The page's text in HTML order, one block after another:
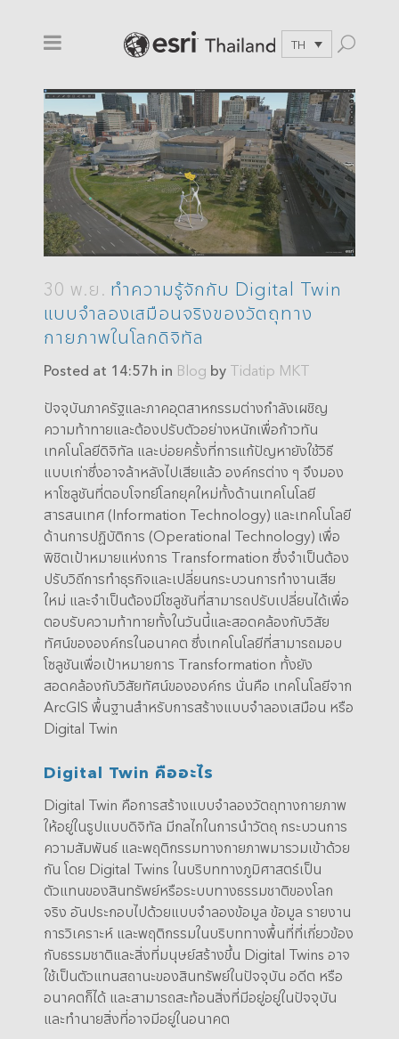
TH
30 พ.ย. ทำความรู้จักกับ Digital Twin
แบบจำลองเสมือนจริงของวัตถุทาง
กายภาพในโลกดิจิทัล
Posted at 14:57h in Blog by Tidatip MKT
ปัจจุบันภาครัฐและภาคอุตสาหกรรมต่างกำลังเผชิญ
ความท้าทายและต้องปรับตัวอย่างหนักเพื่อก้าวทัน
เทคโนโลยีดิจิทัล และบ่อยครั้งที่การแก้ปัญหายังใช้วิธี
แบบเก่าซึ่งอาจล้าหลังไปเสียแล้ว องค์กรต่าง ๆ จึงมอง
หาโซลูชันที่ตอบโจทย์โลกยุคใหม่ทั้งด้านเทคโนโลยี
สารสนเทศ (Information Technology) และเทคโนโลยี
ด้านการปฏิบัติการ (Operational Technology) เพื่อ
พิชิตเป้าหมายแห่งการ Transformation ซึ่งจำเป็นต้อง
ปรับวิถีการทำธุรกิจและเปลี่ยนกระบวนการทำงานเสีย
ใหม่ และจำเป็นต้องมีโซลูชันที่สามารถปรับเปลี่ยนได้เพื่อ
ตอบรับความท้าทายทั้งในวันนี้และสอดคล้องกับวิสัย
ทัศน์ขององค์กรในอนาคต ซึ่งเทคโนโลยีที่สามารถมอบ
โซลูชันเพื่อเป้าหมายการ Transformation ทั้งยัง
สอดคล้องกับวิสัยทัศน์ขององค์กร นั่นคือ เทคโนโลยีจาก
ArcGIS พื้นฐานสำหรับการสร้างแบบจำลองเสมือน หรือ
Digital Twin
Digital Twin คืออะไร
Digital Twin คือการสร้างแบบจำลองวัตถุทางกายภาพ
ให้อยู่ในรูปแบบดิจิทัล มีกลไกในการนำวัตถุ กระบวนการ
ความสัมพันธ์ และพฤติกรรมทางกายภาพมารวมเข้าด้วย
กัน โดย Digital Twins ในบริบททางภูมิศาสตร์เป็น
ตัวแทนของสินทรัพย์หรือระบบทางธรรมชาติของโลก
จริง อันประกอบไปด้วยแบบจำลองข้อมูล ข้อมูล รายงาน
การวิเคราะห์ และพฤติกรรมในบริบททางพื้นที่ที่เกี่ยวข้อง
กับธรรมชาติและสิ่งที่มนุษย์สร้างขึ้น Digital Twins อาจ
ใช้เป็นตัวแทนสถานะของสินทรัพย์ในปัจจุบัน อดีต หรือ
อนาคตก็ได้ และสามารถสะท้อนสิ่งที่มีอยู่อยู่ในปัจจุบัน
และทำนายสิ่งที่อาจมีอยู่ในอนาคต